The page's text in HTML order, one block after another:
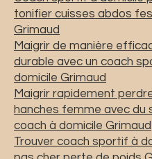
tonifier cuisses abdos
Grimaud
Maigrir de manière
durable avec un coach
domicile Grimaud
Maigrir rapidement
hanches femme avec du
coach à domicile Grimaud
Trouver coach sportif à